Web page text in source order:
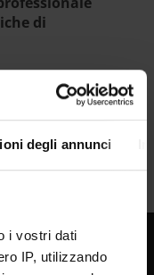
degli annunci
i vostri dati
IP, utilizzando
di